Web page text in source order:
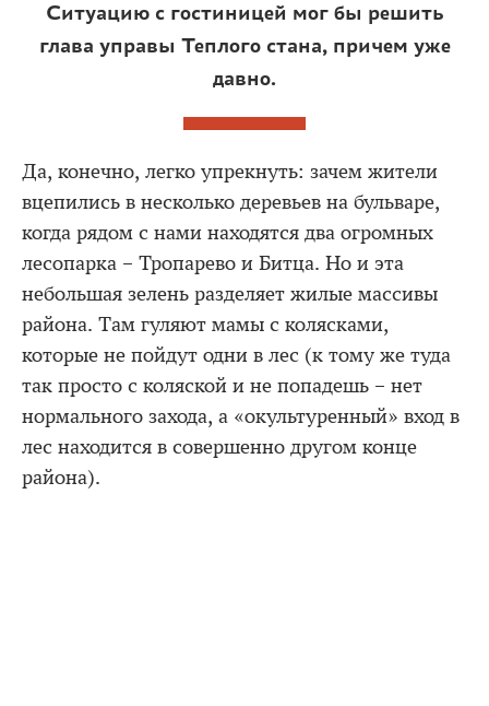
Ситуацию с гостиницей мог бы решить
глава управы Теплого стана, причем уже
давно.
Да, конечно, легко упрекнуть: зачем жители
вцепились в несколько деревьев на бульваре,
когда рядом с нами находятся два огромных
лесопарка – Тропарево и Битца. Но и эта
небольшая зелень разделяет жилые массивы
района. Там гуляют мамы с колясками,
которые не пойдут одни в лес (к тому же туда
так просто с коляской и не попадешь – нет
нормального захода, а «окультуренный» вход в
лес находится в совершенно другом конце
района).